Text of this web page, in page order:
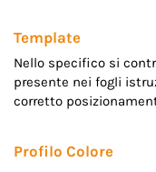
Template
Nello specifico si
presente nei fogli
corretto
Profilo Colore